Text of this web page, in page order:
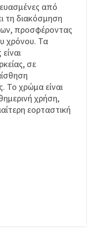
από
τη διακόσμηση
προσφέροντας
χρόνου. Τα
σε
Το χρώμα είναι
χρήση,
εορταστική